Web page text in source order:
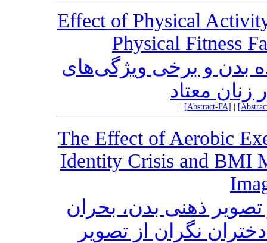
Effect of Physical
Physical Fitness
بدن و برخی ویژگی‌های
معتاد
[Abstract-FA]
The Effect of Aerobic
Identity Crisis and BMI
تصویر ذهنی بدن، بحران
نگران از تصویر